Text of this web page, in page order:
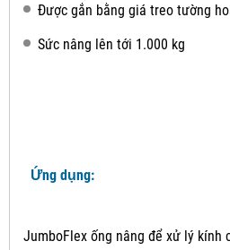
Được gắn bằng giá treo tường
Sức nâng lên tới 1.000 kg
Ứng dụng:
JumboFlex ống nâng để xử lý kính